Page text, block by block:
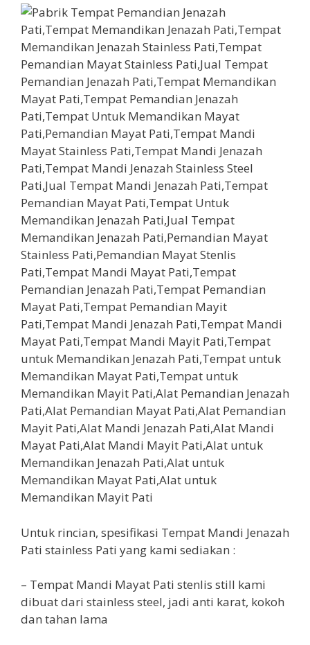
Untuk rincian, spesifikasi Tempat Mandi Jenazah
Pati stainless Pati yang kami sediakan :
– Tempat Mandi Mayat Pati stenlis still kami
dibuat dari stainless steel, jadi anti karat, kokoh
dan tahan lama